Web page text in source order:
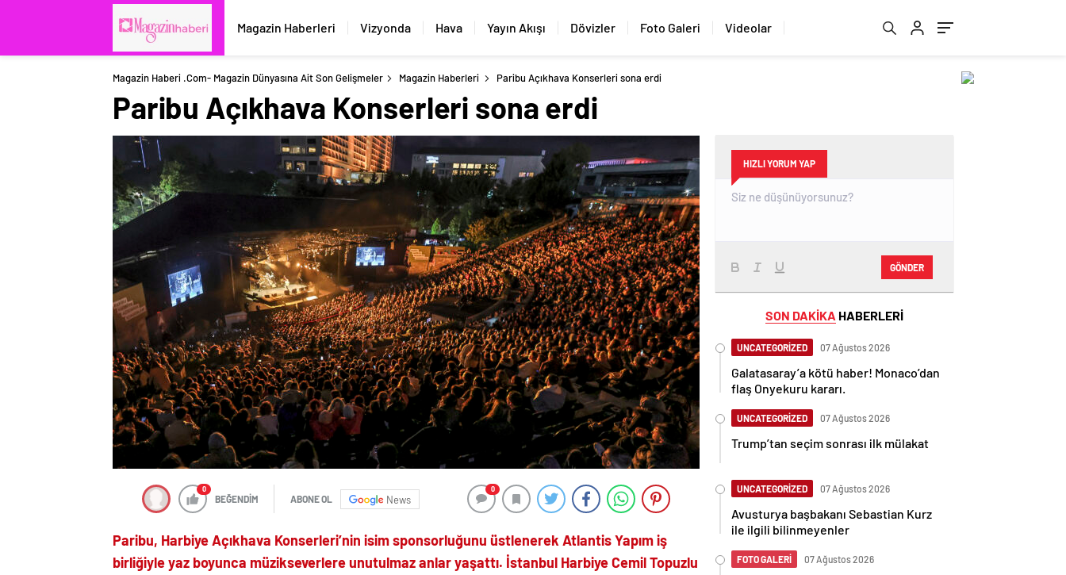
Magazin Haberleri Vizyonda Hava Yayın Akışı Dövizler Foto Galeri Videolar
Magazin Haberi .com- Magazin Dünyasına Ait Son Gelişmeler Magazin Haberleri Paribu Açıkhava Konserleri sona erdi
Paribu Açıkhava Konserleri sona erdi
0
BEĞENDİM ABONE OL News
0
Paribu, Harbiye Açıkhava Konserleri’nin isim sponsorluğunu üstlenerek Atlantis Yapım iş
birliğiyle yaz boyunca müzikseverlere unutulmaz anlar yaşattı. İstanbul Harbiye Cemil Topuzlu
HIZLI YORUM YAP
GÖNDER
SON DAKİKA HABERLERİ
UNCATEGORİZED 07 Ağustos 2026
Galatasaray’a kötü haber! Monaco’dan
flaş Onyekuru kararı.
UNCATEGORİZED 07 Ağustos 2026
Trump’tan seçim sonrası ilk mülakat
UNCATEGORİZED 07 Ağustos 2026
Avusturya başbakanı Sebastian Kurz
ile ilgili bilinmeyenler
FOTO GALERİ 07 Ağustos 2026